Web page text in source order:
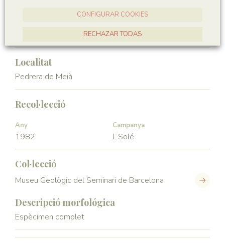
Insecta
Localitat
Pedrera de Meià
Recol·lecció
Any
1982
Campanya
J. Solé
Col·lecció
Museu Geològic del Seminari de Barcelona
Descripció morfológica
Espècimen complet
CONFIGURAR COOKIES
RECHAZAR TODAS
ACCEPTAR TOTES